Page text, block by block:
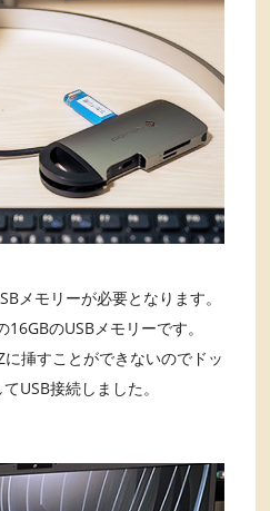
メモリーが必要となります。
のUSBメモリーです。
挿すことができないのでドッ
USB接続しました。